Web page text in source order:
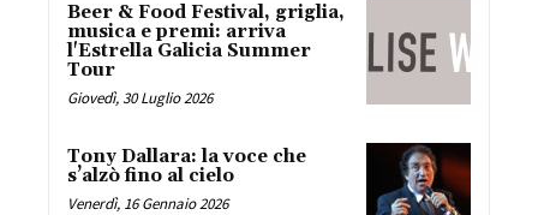
Beer & Food Festival, griglia,
musica e premi: arriva
l'Estrella Galicia Summer
Tour
Giovedì, 30 Luglio 2026
Tony Dallara: la voce che
s’alzò fino al cielo
Venerdì, 16 Gennaio 2026